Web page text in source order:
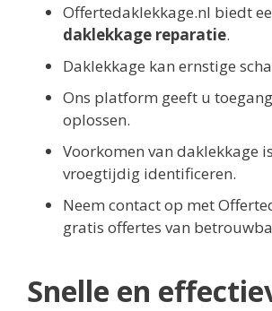
Offertedaklekkage.nl biedt
daklekkage reparatie.
Daklekkage kan ernstige
Ons platform geeft u
oplossen.
Voorkomen van daklekkage
vroegtijdig identificeren.
Neem contact op met
gratis offertes van
Snelle en